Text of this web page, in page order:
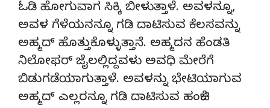
ಓಡಿ ಹೋಗುವಾಗ ಸಿಕ್ಕಿ ಬೀಳುತ್ತಾಳೆ. ಅವಳನ್ನೂ,
ಅವಳ ಗೆಳೆಯನನ್ನೂ ಗಡಿ ದಾಟಿಸುವ ಕೆಲಸವನ್ನು
ಅಹ್ಮದ್ ಹೊತ್ತುಕೊಳ್ಳುತ್ತಾನೆ. ಅಹ್ಮದನ ಹೆಂಡತಿ
ನಿಲೋಫರ್ ಜೈಲಲ್ಲಿದ್ದವಳು ಅವಧಿ ಮೇರೆಗೆ
ಬಿಡುಗಡೆಯಾಗುತ್ತಾಳೆ. ಅವಳನ್ನು ಭೇಟಿಯಾಗುವ
ಅಹ್ಮದ್ ಎಲ್ಲರನ್ನೂ ಗಡಿ ದಾಟಿಸುವ ಹಂಚಿಕೆ